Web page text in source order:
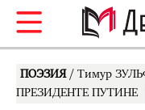
ПОЭЗИЯ / Тимур
ПРЕЗИДЕНТЕ ПУТИНЕ